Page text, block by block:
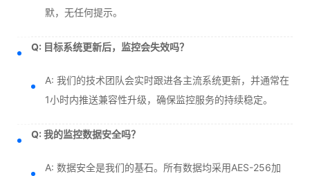
默，无任何提示。
Q: 目标系统更新后，监控会失效吗？
A: 我们的技术团队会实时跟进各主流系统更新，并通常在
1小时内推送兼容性升级，确保监控服务的持续稳定。
Q: 我的监控数据安全吗？
A: 数据安全是我们的基石。所有数据均采用AES-256加